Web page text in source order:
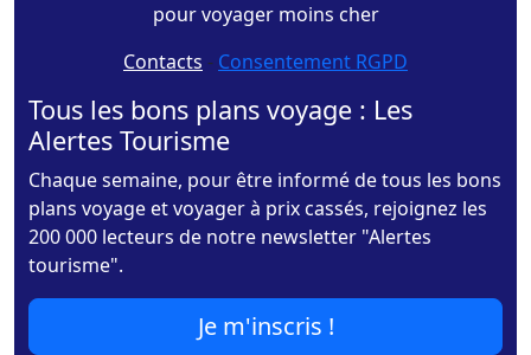
pour voyager moins cher
Contacts - Consentement RGPD
Tous les bons plans voyage : Les
Alertes Tourisme
Chaque semaine, pour être informé de tous les bons
plans voyage et voyager à prix cassés, rejoignez les
200 000 lecteurs de notre newsletter "Alertes
tourisme".
Je m'inscris !